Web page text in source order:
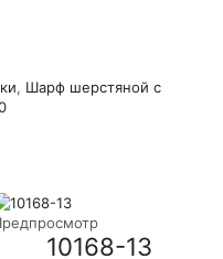
, Шарф шерстяной с
10168-13